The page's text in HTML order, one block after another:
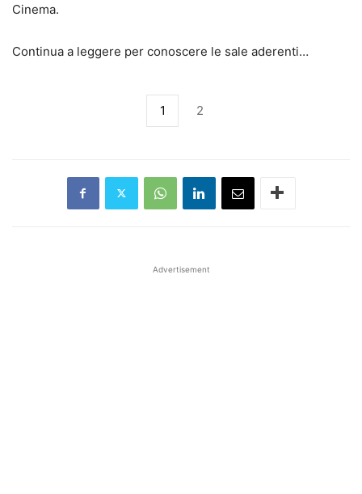
Cinema.
Continua a leggere per conoscere le sale aderenti…
1 2
Advertisement